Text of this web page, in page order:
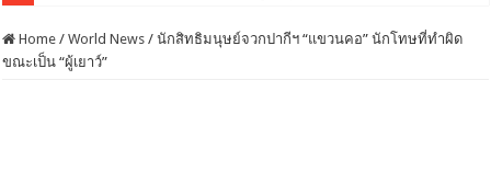
Home / World News / นักสิทธิมนุษย์จวกปากีฯ “แขวนคอ” นักโทษที่ทำผิด
ขณะเป็น “ผู้เยาว์”